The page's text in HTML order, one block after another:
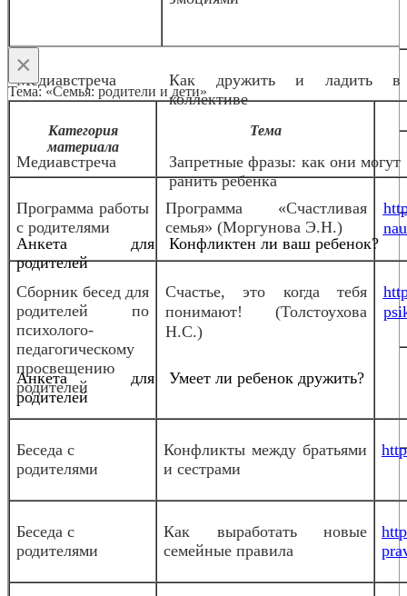
Медиавстреча
Как дружить и ладить в
коллективе
Медиавстреча
Запретные фразы: как они могут
ранить ребенка
Анкета для
родителей
Конфликтен ли ваш ребенок?
Анкета для
родителей
Умеет ли ребенок дружить?
×
Тема: «Семья: родители и дети»
Категория
материала
Тема
Программа работы
с родителями
Программа «Счастливая
семья» (Моргунова Э.Н.)
Сборник бесед для
родителей по
психолого-
педагогическому
просвещению
родителей
Счастье, это когда тебя
понимают! (Толстоухова
Н.С.)
Беседа с
родителями
Конфликты между братьями
и сестрами
Беседа с
родителями
Как выработать новые
семейные правила